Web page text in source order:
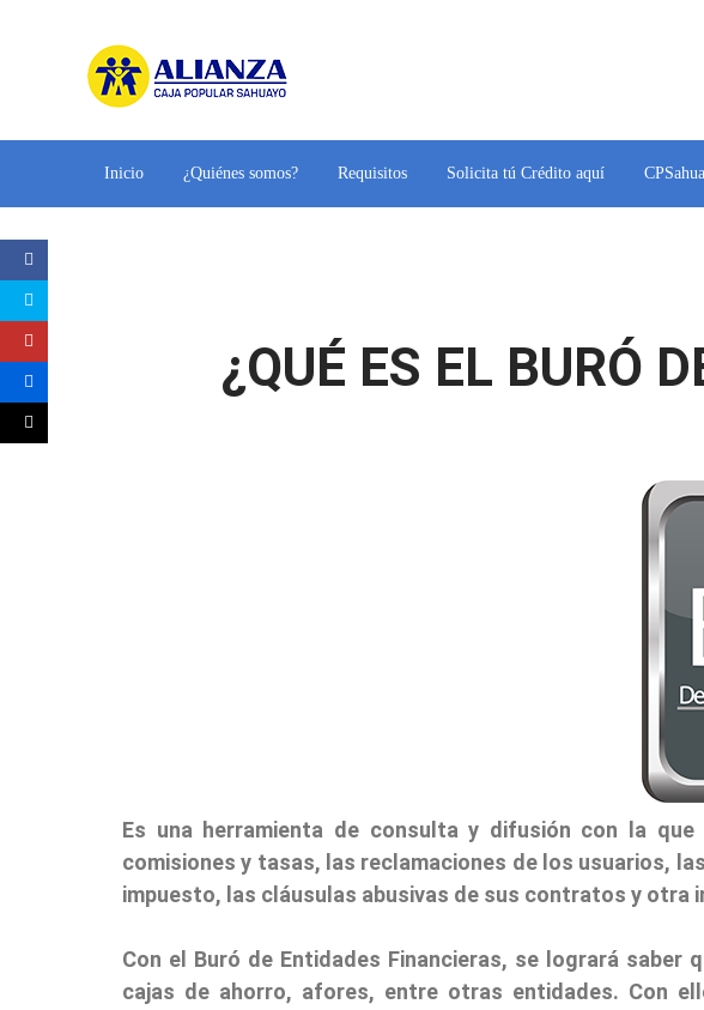
Inicio ¿Quiénes somos? Requisitos Solicita tú Crédito aquí
¿QUÉ ES EL BURÓ
Es una herramienta de consulta y difusión con la
comisiones y tasas, las reclamaciones de los usuarios,
impuesto, las cláusulas abusivas de sus contratos y
Con el Buró de Entidades Financieras, se logrará
cajas de ahorro, afores, entre otras entidades. Con